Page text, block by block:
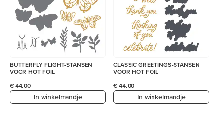
BUTTERFLY FLIGHT-STANSEN
VOOR HOT FOIL
€ 44,00
In winkelmandje
CLASSIC GREETINGS-STANSEN
VOOR HOT FOIL
€ 44,00
In winkelmandje